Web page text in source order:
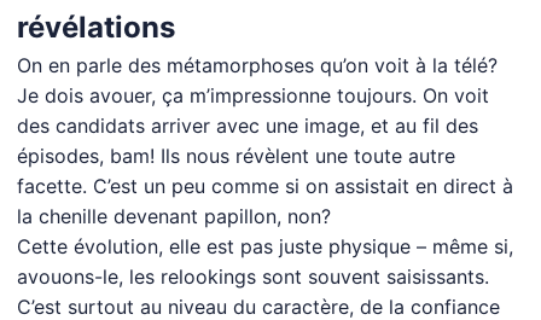
révélations
On en parle des métamorphoses qu’on voit à la télé?
Je dois avouer, ça m’impressionne toujours. On voit
des candidats arriver avec une image, et au fil des
épisodes, bam! Ils nous révèlent une toute autre
facette. C’est un peu comme si on assistait en direct à
la chenille devenant papillon, non?
Cette évolution, elle est pas juste physique – même si,
avouons-le, les relookings sont souvent saisissants.
C’est surtout au niveau du caractère, de la confiance